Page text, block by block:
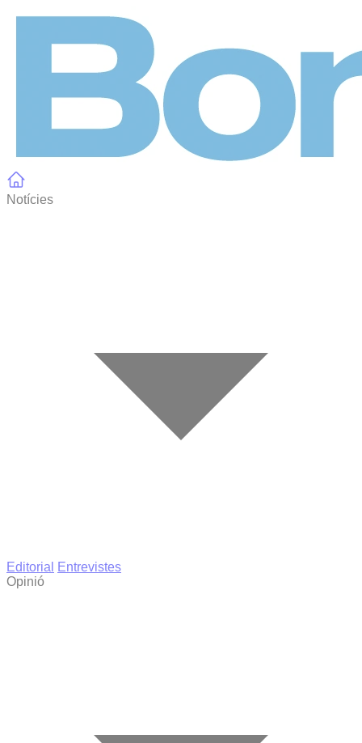
Notícies
Editorial
Entrevistes
Opinió